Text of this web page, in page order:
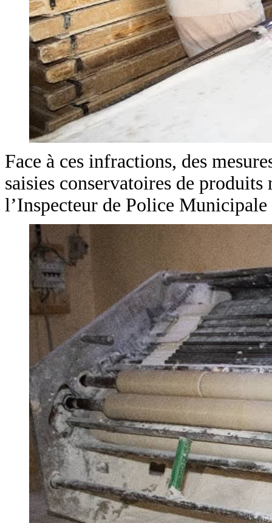
Face à ces infractions, des
saisies conservatoires de
l’Inspecteur de Police